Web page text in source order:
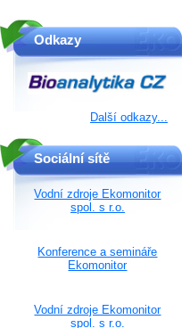
Odkazy
Další odkazy...
Sociální sítě
Vodní zdroje Ekomonitor
spol. s r.o.
Konference a semináře
Ekomonitor
Vodní zdroje Ekomonitor
spol. s r.o.